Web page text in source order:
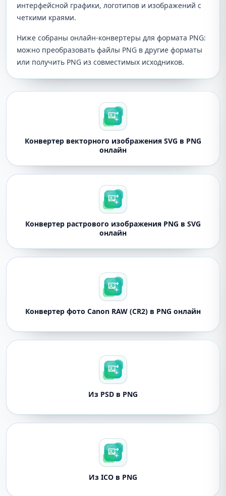
интерфейсной графики, логотипов и изображений с
четкими краями.
Ниже собраны онлайн-конвертеры для формата PNG:
можно преобразовать файлы PNG в другие форматы
или получить PNG из совместимых исходников.
Конвертер векторного изображения SVG в PNG
онлайн
Конвертер растрового изображения PNG в SVG
онлайн
Конвертер фото Canon RAW (CR2) в PNG онлайн
Из PSD в PNG
Из ICO в PNG